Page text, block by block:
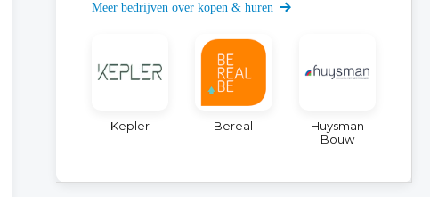
Meer bedrijven over kopen & huren
Kepler Bereal
Huysman
Bouw